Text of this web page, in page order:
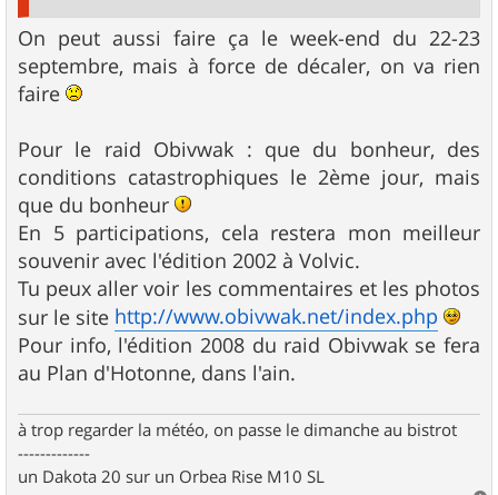
On peut aussi faire ça le week-end du 22-23
septembre, mais à force de décaler, on va rien
faire
Pour le raid Obivwak : que du bonheur, des
conditions catastrophiques le 2ème jour, mais
que du bonheur
En 5 participations, cela restera mon meilleur
souvenir avec l'édition 2002 à Volvic.
Tu peux aller voir les commentaires et les photos
sur le site http://www.obivwak.net/index.php
Pour info, l'édition 2008 du raid Obivwak se fera
au Plan d'Hotonne, dans l'ain.
à trop regarder la météo, on passe le dimanche au bistrot
-------------
un Dakota 20 sur un Orbea Rise M10 SL